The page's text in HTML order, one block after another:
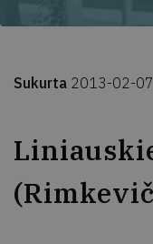
Sukurta 2013-02-07